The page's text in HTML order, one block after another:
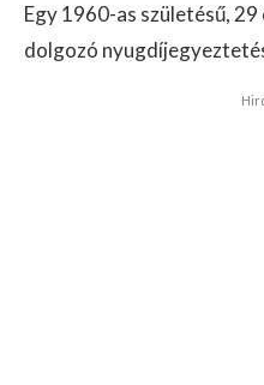
Egy 1960-as születésű,
dolgozó